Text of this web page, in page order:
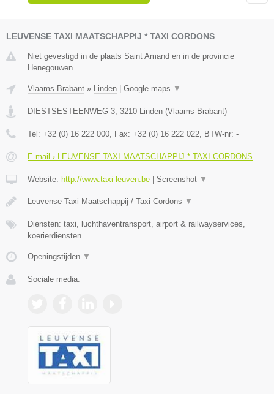
LEUVENSE TAXI MAATSCHAPPIJ * TAXI CORDONS
Niet gevestigd in de plaats Saint Amand en in de provincie
Henegouwen.
Vlaams-Brabant » Linden | Google maps ▼
DIESTSESTEENWEG 3 3210 Linden (Vlaams-Brabant)
Tel: +32 (0) 16 222 000 , Fax: +32 (0) 16 222 022 , BTW-nr: -
E-mail › LEUVENSE TAXI MAATSCHAPPIJ * TAXI CORDONS
Website: http://www.taxi-leuven.be | Screenshot ▼
Leuvense Taxi Maatschappij / Taxi Cordons ▼
Diensten: taxi, luchthaventransport, airport & railwayservices,
koerierdiensten
Openingstijden ▼
Sociale media: